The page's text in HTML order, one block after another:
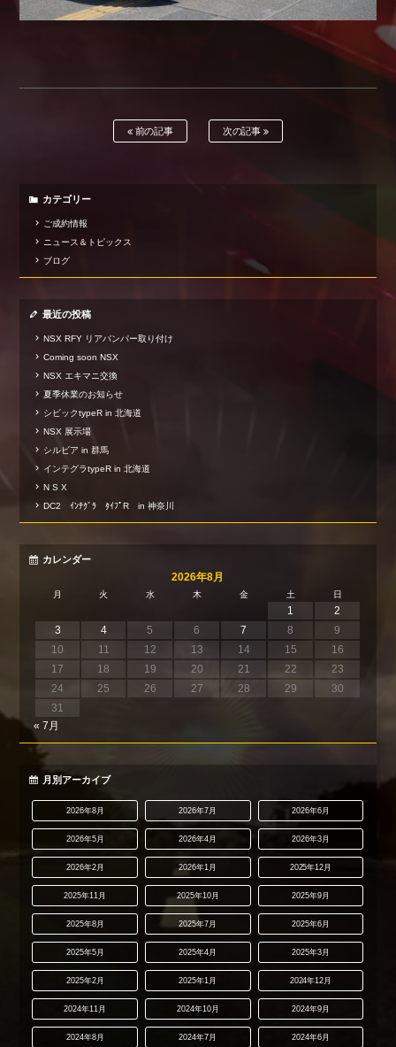
前の記事 次の記事
カテゴリー
ご成約情報
ニュース＆トピックス
ブログ
最近の投稿
NSX RFY リアバンパー取り付け
Coming soon NSX
NSX エキマニ交換
夏季休業のお知らせ
シビックtypeR in 北海道
NSX 展示場
シルビア in 群馬
インテグラtypeR in 北海道
N S X
DC2 ｲﾝﾃｸﾞﾗ ﾀｲﾌﾟR in 神奈川
カレンダー
2026年8月
月 火 水 木 金 土 日
1
2
3
4 5 6 7 8
9
10
11 12 13 14 15
16
17
18 19 20 21 22
23
24
25 26 27 28 29
30
31
« 7月
月別アーカイブ
2026年8月 2026年7月 2026年6月
2026年5月 2026年4月 2026年3月
2026年2月 2026年1月 2025年12月
2025年11月 2025年10月 2025年9月
2025年8月 2025年7月 2025年6月
2025年5月 2025年4月 2025年3月
2025年2月 2025年1月 2024年12月
2024年11月 2024年10月 2024年9月
2024年8月 2024年7月 2024年6月